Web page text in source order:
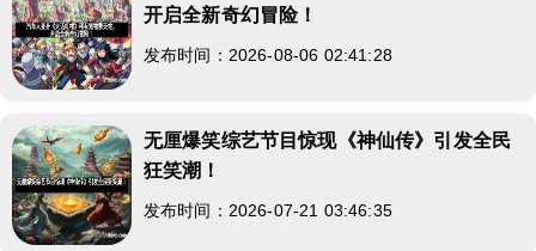
开启全新奇幻冒险！
发布时间：2026-08-06 02:41:28
无厘爆笑综艺节目惊现《神仙传》引发全民
狂笑潮！
发布时间：2026-07-21 03:46:35